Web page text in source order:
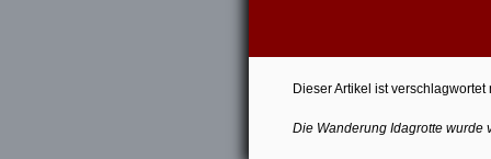
Dieser Artikel ist verschlagwortet
Die Wanderung Idagrotte wurde